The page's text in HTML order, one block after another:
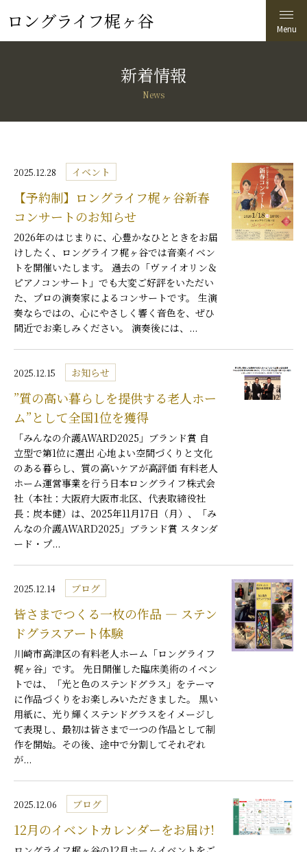
ロングライフ梶ヶ谷
新着情報
News
2025.12.28 イベント
【予約制】ロングライフ梶ヶ谷新春
コンサートのお知らせ
2026年のはじまりに、心豊かなひとときをお届
けしたく、ロングライフ梶ヶ谷では音楽イベン
トを開催いたします。 過去の「ヴァイオリン＆
ピアノコンサート」でも大変ご好評をいただい
た、プロの演奏家によるコンサートです。 生演
奏ならではの、心にやさしく響く音色を、ぜひ
間近でお楽しみください。 演奏後には、...
2025.12.15 お知らせ
”質の高い暮らしを提供する老人ホー
ム”として全国1位を獲得
「みんなの介護AWARD2025」ブランド賞 自
立型で第1位に選出 心地よい空間づくりと文化
のある暮らし、質の高いケアが高評価 有料老人
ホーム運営事業を行う日本ロングライフ株式会
社（本社：大阪府大阪市北区、代表取締役社
長：炭本健）は、2025年11月17日（月）、「み
んなの介護AWARD2025」ブランド賞 スタンダ
ード・プ...
2025.12.14 ブログ
皆さまでつくる一枚の作品 ― ステン
ドグラスアート体験
川崎市高津区の有料老人ホーム「ロングライフ
梶ヶ谷」です。 先日開催した臨床美術のイベン
トでは、「光と色のステンドグラス」をテーマ
に作品づくりをお楽しみいただきました。 黒い
用紙に、光り輝くステンドグラスをイメージし
て表現し、最初は皆さまで一つの作品として制
作を開始。その後、途中で分割してそれぞれ
が...
2025.12.06 ブログ
12月のイベントカレンダーをお届け!